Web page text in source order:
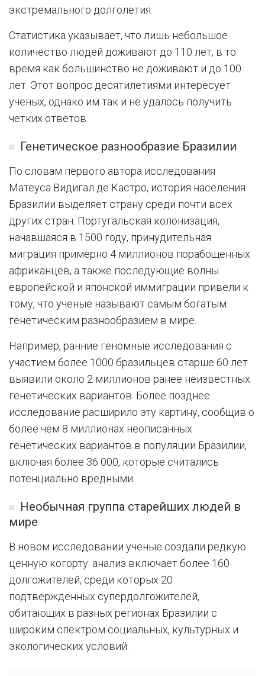
экстремального долголетия.
Статистика указывает, что лишь небольшое
количество людей доживают до 110 лет, в то
время как большинство не доживают и до 100
лет. Этот вопрос десятилетиями интересует
ученых, однако им так и не удалось получить
четких ответов.
Генетическое разнообразие Бразилии
По словам первого автора исследования
Матеуса Видигал де Кастро, история населения
Бразилии выделяет страну среди почти всех
других стран. Португальская колонизация,
начавшаяся в 1500 году, принудительная
миграция примерно 4 миллионов порабощенных
африканцев, а также последующие волны
европейской и японской иммиграции привели к
тому, что ученые называют самым богатым
генетическим разнообразием в мире.
Например, ранние геномные исследования с
участием более 1000 бразильцев старше 60 лет
выявили около 2 миллионов ранее неизвестных
генетических вариантов. Более позднее
исследование расширило эту картину, сообщив о
более чем 8 миллионах неописанных
генетических вариантов в популяции Бразилии,
включая более 36 000, которые считались
потенциально вредными.
Необычная группа старейших людей в
мире
В новом исследовании ученые создали редкую
ценную когорту: анализ включает более 160
долгожителей, среди которых 20
подтвержденных супердолгожителей,
обитающих в разных регионах Бразилии с
широким спектром социальных, культурных и
экологических условий.